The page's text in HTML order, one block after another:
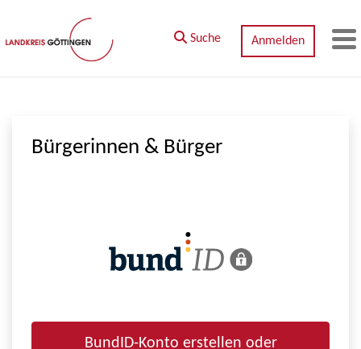
Zum Hauptinhalt springen
Suche Anmelden
Bürgerinnen & Bürger
BundID-Konto erstellen oder